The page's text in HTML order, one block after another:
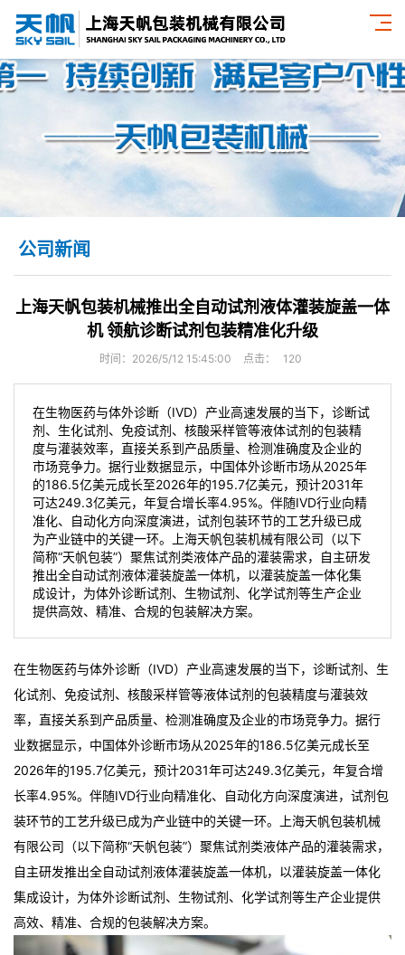
公司新闻
上海天帆包装机械推出全自动试剂液体灌装旋盖一体
机 领航诊断试剂包装精准化升级
时间：2026/5/12 15:45:00 点击： 120
在生物医药与体外诊断（IVD）产业高速发展的当下，诊断试
剂、生化试剂、免疫试剂、核酸采样管等液体试剂的包装精
度与灌装效率，直接关系到产品质量、检测准确度及企业的
市场竞争力。据行业数据显示，中国体外诊断市场从2025年
的186.5亿美元成长至2026年的195.7亿美元，预计2031年
可达249.3亿美元，年复合增长率4.95%。伴随IVD行业向精
准化、自动化方向深度演进，试剂包装环节的工艺升级已成
为产业链中的关键一环。上海天帆包装机械有限公司（以下
简称“天帆包装”）聚焦试剂类液体产品的灌装需求，自主研发
推出全自动试剂液体灌装旋盖一体机，以灌装旋盖一体化集
成设计，为体外诊断试剂、生物试剂、化学试剂等生产企业
提供高效、精准、合规的包装解决方案。
在生物医药与体外诊断（IVD）产业高速发展的当下，诊断试剂、生
化试剂、免疫试剂、核酸采样管等液体试剂的包装精度与灌装效
率，直接关系到产品质量、检测准确度及企业的市场竞争力。据行
业数据显示，中国体外诊断市场从2025年的186.5亿美元成长至
2026年的195.7亿美元，预计2031年可达249.3亿美元，年复合增
长率4.95%。伴随IVD行业向精准化、自动化方向深度演进，试剂包
装环节的工艺升级已成为产业链中的关键一环。上海天帆包装机械
有限公司（以下简称“天帆包装”）聚焦试剂类液体产品的灌装需求，
自主研发推出全自动试剂液体灌装旋盖一体机，以灌装旋盖一体化
集成设计，为体外诊断试剂、生物试剂、化学试剂等生产企业提供
高效、精准、合规的包装解决方案。